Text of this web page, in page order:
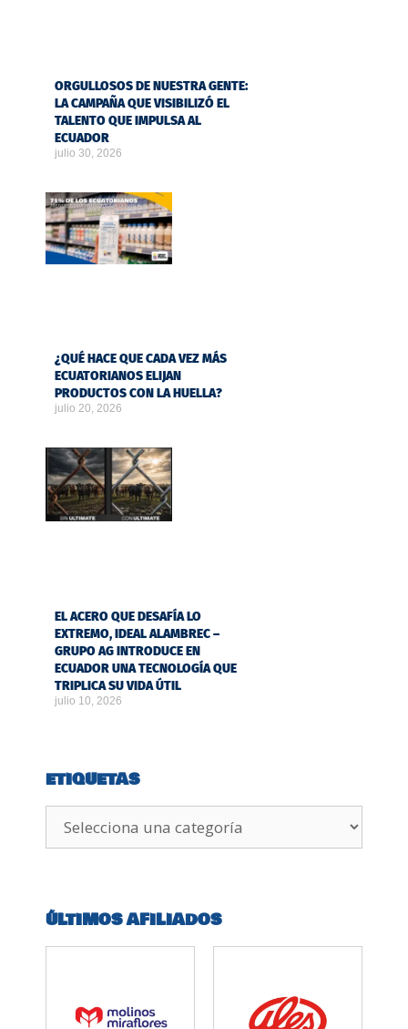
ORGULLOSOS DE NUESTRA GENTE:
LA CAMPAÑA QUE VISIBILIZÓ EL
TALENTO QUE IMPULSA AL
ECUADOR
julio 30, 2026
¿QUÉ HACE QUE CADA VEZ MÁS
ECUATORIANOS ELIJAN
PRODUCTOS CON LA HUELLA?
julio 20, 2026
EL ACERO QUE DESAFÍA LO
EXTREMO, IDEAL ALAMBREC –
GRUPO AG INTRODUCE EN
ECUADOR UNA TECNOLOGÍA QUE
TRIPLICA SU VIDA ÚTIL
julio 10, 2026
ETIQUETAS
ÚLTIMOS AFILIADOS